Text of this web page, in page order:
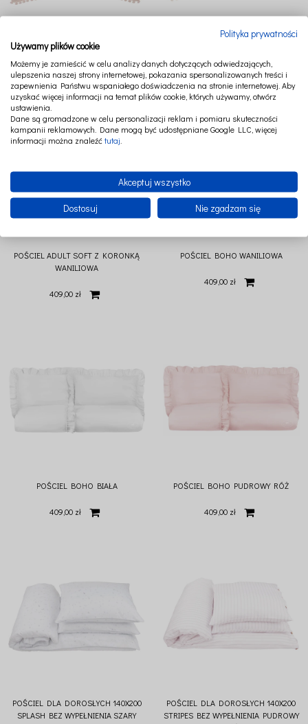
65,00 zł
WANILIOWA
65,00 zł
POŚCIEL ADULT SOFT Z KORONKĄ
WANILIOWA
409,00 zł
POŚCIEL BOHO WANILIOWA
409,00 zł
POŚCIEL BOHO BIAŁA
409,00 zł
POŚCIEL BOHO PUDROWY RÓŻ
409,00 zł
POŚCIEL DLA DOROSŁYCH 140X200
SPLASH BEZ WYPEŁNIENIA SZARY
POŚCIEL DLA DOROSŁYCH 140X200
STRIPES BEZ WYPEŁNIENIA PUDROWY
Polityka prywatności
Używamy plików cookie
Możemy je zamieścić w celu analizy danych dotyczących odwiedzających,
ulepszenia naszej strony internetowej, pokazania spersonalizowanych treści i
zapewnienia Państwu wspaniałego doświadczenia na stronie internetowej. Aby
uzyskać więcej informacji na temat plików cookie, których używamy, otwórz
ustawienia.
Dane są gromadzone w celu personalizacji reklam i pomiaru skuteczności
kampanii reklamowych. Dane mogą być udostępniane Google LLC, więcej
informacji można znaleźć tutaj
Akceptuj wszystko
Dostosuj Nie zgadzam się